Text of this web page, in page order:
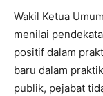
Wakil Ketua
menilai
positif dalam
baru dalam
publik, pejabat